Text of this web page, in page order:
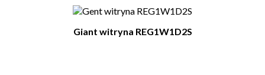
Giant witryna REG1W1D2S